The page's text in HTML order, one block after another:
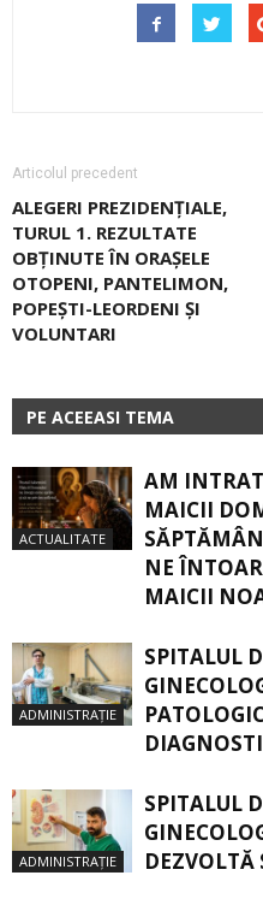
Articolul precedent
ALEGERI PREZIDENȚIALE,
TURUL 1. REZULTATE
OBȚINUTE ÎN ORAȘELE
OTOPENI, PANTELIMON,
POPEȘTI-LEORDENI ȘI
VOLUNTARI
PE ACEEASI TEMA
ACTUALITATE
AM
MAICII
NE
MAICII
ADMINISTRAȚIE
SPITALUL
ADMINISTRAȚIE
SPITALUL
DEZVOLTĂ